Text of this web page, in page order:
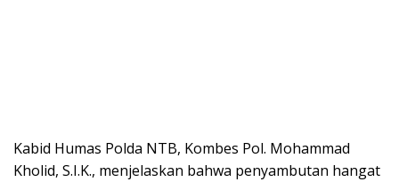
Kabid Humas Polda NTB, Kombes Pol. Mohammad
Kholid, S.I.K., menjelaskan bahwa penyambutan hangat